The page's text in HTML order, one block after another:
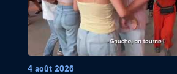
4 août 2026